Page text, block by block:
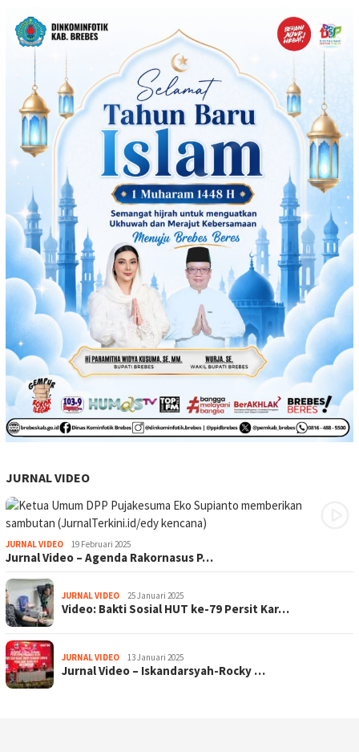
JURNAL VIDEO
JURNAL VIDEO 19 Februari 2025
Jurnal Video – Agenda Rakornasus P…
JURNAL VIDEO 25 Januari 2025
Video: Bakti Sosial HUT ke-79 Persit Kar…
JURNAL VIDEO 13 Januari 2025
Jurnal Video – Iskandarsyah-Rocky …